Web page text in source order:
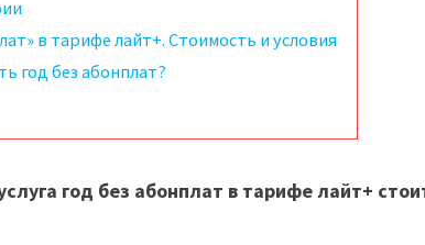
в тарифе лайт+. Стоимость и условия
год без абонплат?
год без абонплат в тарифе лайт+